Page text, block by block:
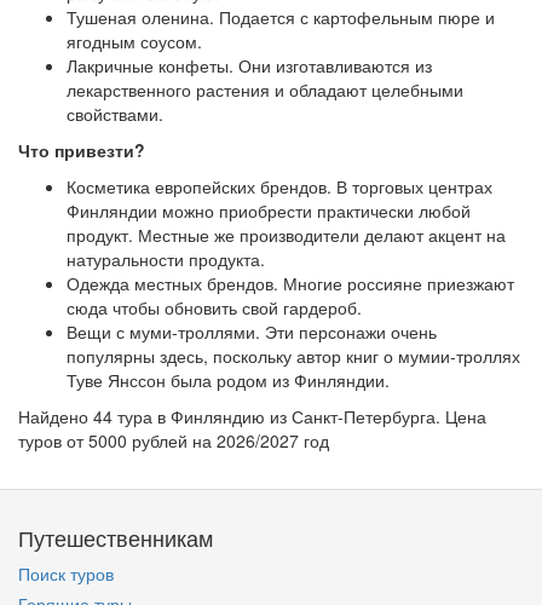
Тушеная оленина. Подается с картофельным пюре и
ягодным соусом.
Лакричные конфеты. Они изготавливаются из
лекарственного растения и обладают целебными
свойствами.
Что привезти?
Косметика европейских брендов. В торговых центрах
Финляндии можно приобрести практически любой
продукт. Местные же производители делают акцент на
натуральности продукта.
Одежда местных брендов. Многие россияне приезжают
сюда чтобы обновить свой гардероб.
Вещи с муми-троллями. Эти персонажи очень
популярны здесь, поскольку автор книг о мумии-троллях
Туве Янссон была родом из Финляндии.
Найдено 44 тура в Финляндию из Санкт-Петербурга. Цена
туров от 5000 рублей на 2026/2027 год
Путешественникам
Поиск туров